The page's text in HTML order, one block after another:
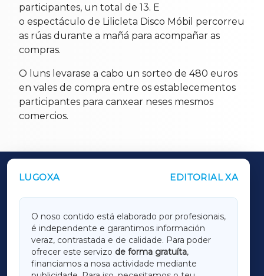
participantes, un total de 13. E
o espectáculo de Lilicleta Disco Móbil percorreu
as rúas durante a mañá para acompañar as
compras.
O luns levarase a cabo un sorteo de 480 euros
en vales de compra entre os establecementos
participantes para canxear neses mesmos
comercios.
LUGOXA EDITORIAL XA
O noso contido está elaborado por profesionais,
é independente e garantimos información
veraz, contrastada e de calidade. Para poder
ofrecer este servizo de forma gratuíta,
financiamos a nosa actividade mediante
OUTROS PERIÓDICOS
LUGOXA
TERRACHAXA